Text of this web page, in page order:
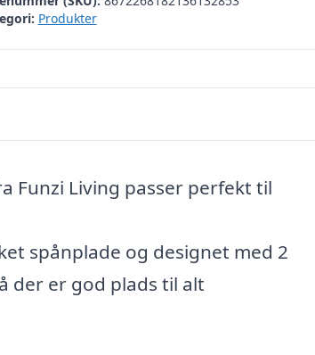
Produkter
Funzi Living passer perfekt til
spånplade og designet med 2
der er god plads til alt